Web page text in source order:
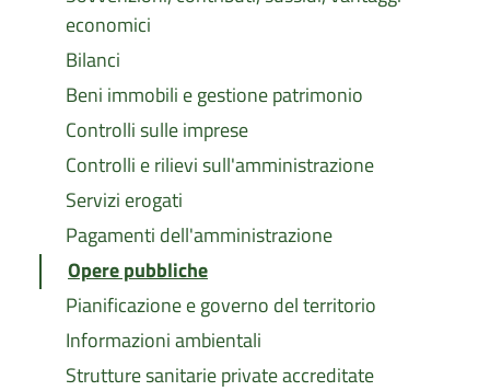
economici
Bilanci
Beni immobili e gestione patrimonio
Controlli sulle imprese
Controlli e rilievi sull'amministrazione
Servizi erogati
Pagamenti dell'amministrazione
Opere pubbliche
Pianificazione e governo del territorio
Informazioni ambientali
Strutture sanitarie private accreditate